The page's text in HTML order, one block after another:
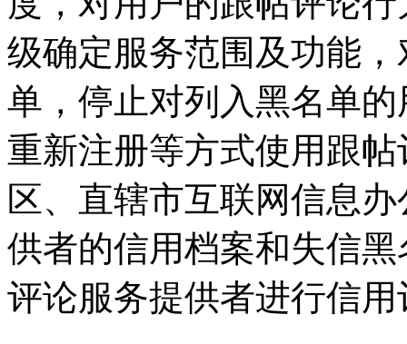
级确定服务范围及功能
单，停止对列入黑名单
重新注册等方式使用跟
区、直辖市互联网信息
供者的信用档案和失信
评论服务提供者进行信用